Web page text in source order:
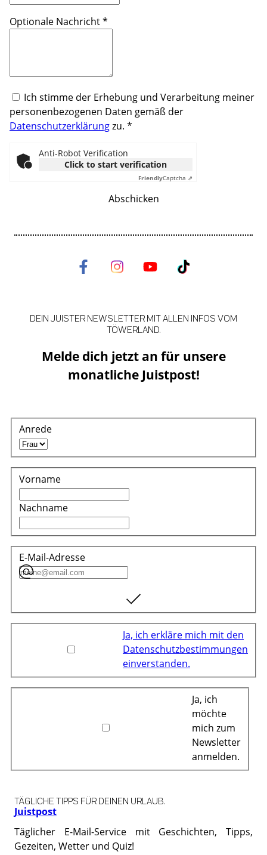
Optionale Nachricht*
Ich stimme der Erhebung und Verarbeitung meiner
personenbezogenen Daten gemäß der
Datenschutzerklärungzu. *
Anti-Robot Verification
Click to start verification
FriendlyCaptcha ⇗
Abschicken
Melde dich jetzt an für unsere
monatliche Juistpost!
DEIN JUISTER NEWSLETTER MIT ALLEN INFOS VOM
TÖWERLAND.
Anrede
Vorname
Nachname
E-Mail-Adresse
Ja, ich erkläre mich mit den
Datenschutzbestimmungen
einverstanden.
Ja, ich
möchte
mich zum
Newsletter
anmelden.
Juistpost
TÄGLICHE TIPPS FÜR DEINEN URLAUB.
Täglicher E-Mail-Service mit Geschichten, Tipps,
Gezeiten, Wetter und Quiz!